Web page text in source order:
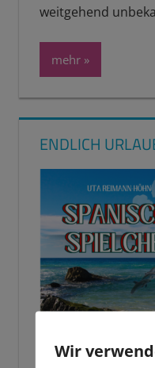
weitgehend
mehr
ENDLICH
Wir